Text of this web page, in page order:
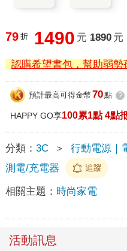
79 折 1490 元 1890 元
認購希望書包，幫助弱勢
預計最高可得金幣 70點 ?
HAPPY GO享100累1點 4點
分類： 3C ＞ 行動電源｜
測電/充電器
追蹤
相關主題： 時尚家電
活動訊息